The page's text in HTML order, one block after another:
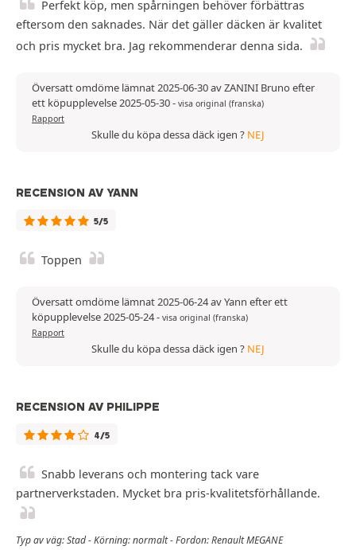
Perfekt köp, men spårningen behöver förbättras
eftersom den saknades. När det gäller däcken är kvalitet
och pris mycket bra. Jag rekommenderar denna sida.
Översatt omdöme lämnat 2025-06-30 av ZANINI Bruno efter
ett köpupplevelse 2025-05-30- visa original (franska)
Rapport
Skulle du köpa dessa däck igen ? NEJ
RECENSION AV YANN
5/5
Toppen
Översatt omdöme lämnat 2025-06-24 av Yann efter ett
köpupplevelse 2025-05-24- visa original (franska)
Rapport
Skulle du köpa dessa däck igen ? NEJ
RECENSION AV PHILIPPE
4/5
Snabb leverans och montering tack vare
partnerverkstaden. Mycket bra pris-kvalitetsförhållande.
Typ av väg: Stad - Körning: normalt - Fordon: Renault MEGANE